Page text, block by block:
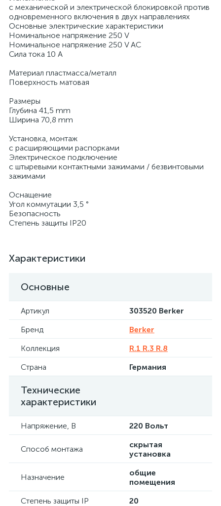
с механической и электрической блокировкой против
одновременного включения в двух направлениях
Основные электрические характеристики
Номинальное напряжение 250 V
Номинальное напряжение 250 V AC
Сила тока 10 A
Материал пластмасса/металл
Поверхность матовая
Размеры
Глубина 41,5 mm
Ширина 70,8 mm
Установка, монтаж
с расширяющими распорками
Электрическое подключение
с штыревыми контактными зажимами / безвинтовыми
зажимами
Оснащение
Угол коммутации 3,5 °
Безопасность
Степень защиты IP20
Характеристики
Основные
Артикул
303520 Berker
Бренд
Berker
Коллекция
R.1 R.3 R.8
Страна
Германия
Технические
характеристики
Напряжение, В 220 Вольт
Способ монтажа
скрытая
установка
Назначение
общие
помещения
Степень защиты IP
20